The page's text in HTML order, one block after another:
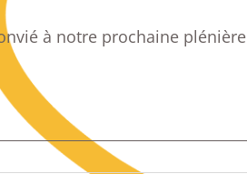
à notre prochaine plénière